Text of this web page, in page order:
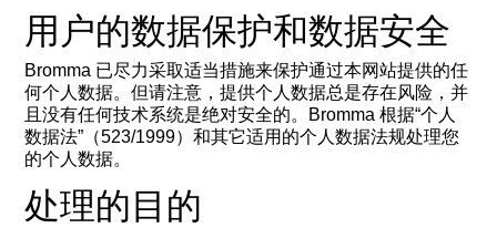
用户的数据保护和数据安全
Bromma 已尽力采取适当措施来保护通过本网站提供的任
何个人数据。但请注意，提供个人数据总是存在风险，并
且没有任何技术系统是绝对安全的。Bromma 根据“个人
数据法”（523/1999）和其它适用的个人数据法规处理您
的个人数据。
处理的目的